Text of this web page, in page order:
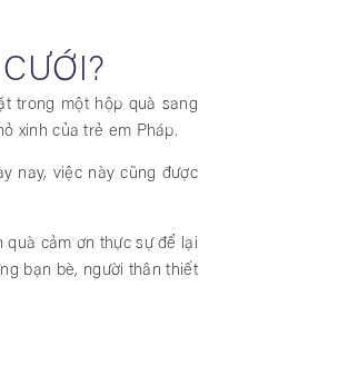
trong một hộp quà sang
xinh của trẻ em Pháp.
nay, việc này cũng được
quà cảm ơn thực sự để lại
bạn bè, người thân thiết